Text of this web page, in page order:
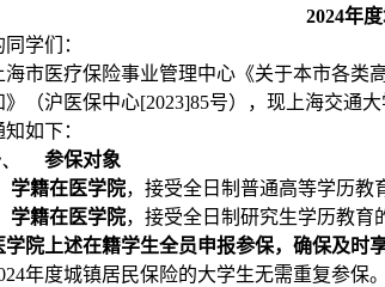
2024年
学们：
海市医疗保险事业管理中心《关于本市各类
》（沪医保中心[2023]85号），现上海交通
如下：
参保对象
学籍在医学院，接受全日制普通高等学历教
学籍在医学院，接受全日制研究生学历教育
学院上述在籍学生全员申报参保，确保及时
年度城镇居民保险的大学生无需重复参保